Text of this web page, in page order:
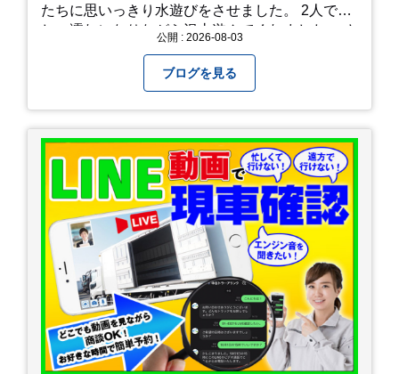
たちに思いっきり水遊びをさせました。 2人でび
しょ濡れになりながら沢山遊んでくれました。 さ
みようと思います。
公開 : 2026-08-03
ブログを見る